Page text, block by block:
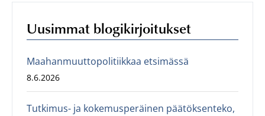
Uusimmat blogikirjoitukset
Maahanmuuttopolitiikkaa etsimässä
8.6.2026
Tutkimus- ja kokemusperäinen päätöksenteko,